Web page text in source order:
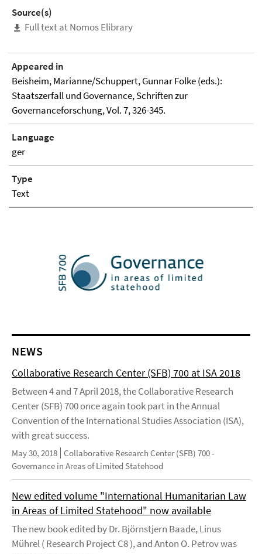
Source(s)
Full text at Nomos Elibrary
Appeared in
Beisheim, Marianne/Schuppert, Gunnar Folke (eds.):
Staatszerfall und Governance, Schriften zur
Governanceforschung, Vol. 7, 326-345.
Language
ger
Type
Text
NEWS
Collaborative Research Center (SFB) 700 at ISA 2018
Between 4 and 7 April 2018, the Collaborative Research
Center (SFB) 700 once again took part in the Annual
Convention of the International Studies Association (ISA),
with great success.
May 30, 2018 Collaborative Research Center (SFB) 700 -
Governance in Areas of Limited Statehood
New edited volume "International Humanitarian Law
in Areas of Limited Statehood" now available
The new book edited by Dr. Björnstjern Baade, Linus
Mührel ( Research Project C8 ), and Anton O. Petrov was